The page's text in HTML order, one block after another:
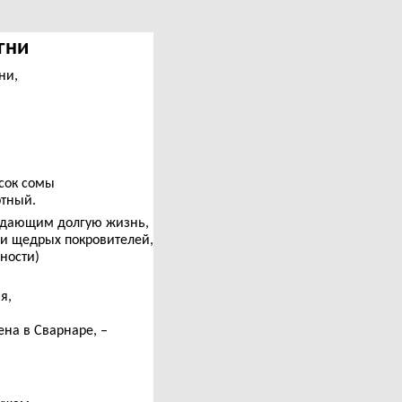
сомы
дающим долгую жизнь,
щедрых покровителей,
в Сварнаре, –